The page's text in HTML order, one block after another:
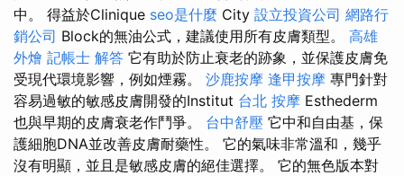
中。 得益於Clinique seo是什麼 City 設立投資公司 網路行
銷公司 Block的無油公式，建議使用所有皮膚類型。 高雄
外燴 記帳士 解答 它有助於防止衰老的跡象，並保護皮膚免
受現代環境影響，例如煙霧。 沙鹿按摩 逢甲按摩 專門針對
容易過敏的敏感皮膚開發的Institut 台北 按摩 Esthederm
也與早期的皮膚衰老作鬥爭。 台中舒壓 它中和自由基，保
護細胞DNA並改善皮膚耐藥性。 它的氣味非常溫和，幾乎
沒有明顯，並且是敏感皮膚的絕佳選擇。 它的無色版本對